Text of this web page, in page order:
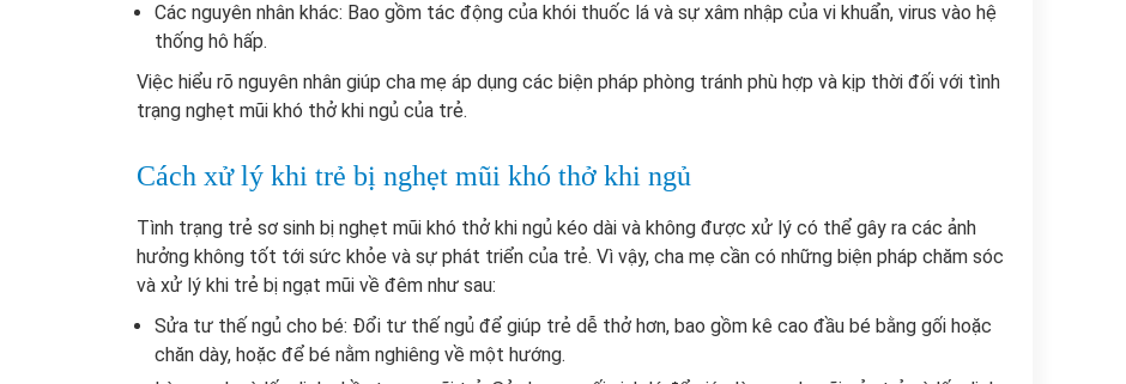
Các nguyên nhân khác: Bao gồm tác động của khói thuốc lá và sự xâm nhập của vi khuẩn, virus vào hệ
thống hô hấp.
Việc hiểu rõ nguyên nhân giúp cha mẹ áp dụng các biện pháp phòng tránh phù hợp và kịp thời đối với tình
trạng nghẹt mũi khó thở khi ngủ của trẻ.
Cách xử lý khi trẻ bị nghẹt mũi khó thở khi ngủ
Tình trạng trẻ sơ sinh bị nghẹt mũi khó thở khi ngủ kéo dài và không được xử lý có thể gây ra các ảnh
hưởng không tốt tới sức khỏe và sự phát triển của trẻ. Vì vậy, cha mẹ cần có những biện pháp chăm sóc
và xử lý khi trẻ bị ngạt mũi về đêm như sau:
Sửa tư thế ngủ cho bé: Đổi tư thế ngủ để giúp trẻ dễ thở hơn, bao gồm kê cao đầu bé bằng gối hoặc
chăn dày, hoặc để bé nằm nghiêng về một hướng.